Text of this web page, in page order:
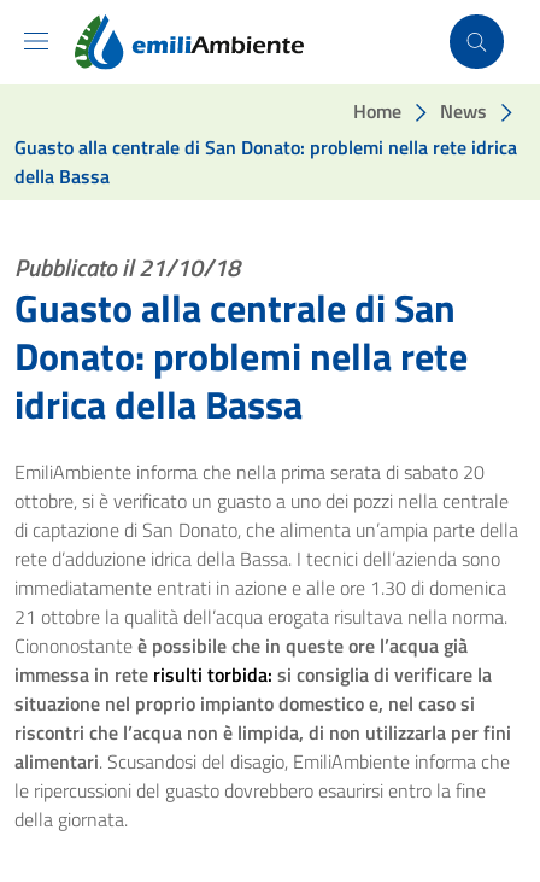
Vai ai contenuti
Vai al footer
Home
News
Guasto alla centrale di San Donato: problemi nella rete idrica
della Bassa
Pubblicato il 21/10/18
Guasto alla centrale di San
Donato: problemi nella rete
idrica della Bassa
EmiliAmbiente informa che nella prima serata di sabato 20
ottobre, si è verificato un guasto a uno dei pozzi nella centrale
di captazione di San Donato, che alimenta un’ampia parte della
rete d’adduzione idrica della Bassa. I tecnici dell’azienda sono
immediatamente entrati in azione e alle ore 1.30 di domenica
21 ottobre la qualità dell’acqua erogata risultava nella norma.
Ciononostanteè possibile che in queste ore l’acqua già
immessa in rete risulti torbida: si consiglia di verificare la
situazione nel proprio impianto domestico e, nel caso si
riscontri che l’acqua non è limpida, di non utilizzarla per fini
alimentari. Scusandosi del disagio, EmiliAmbiente informa che
le ripercussioni del guasto dovrebbero esaurirsi entro la fine
della giornata.